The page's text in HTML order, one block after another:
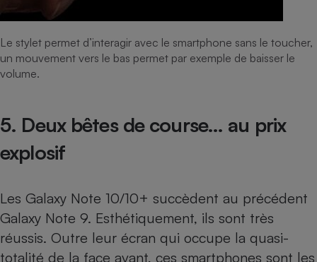
Le stylet permet d’interagir avec le smartphone sans le toucher,
un mouvement vers le bas permet par exemple de baisser le
volume.
5. Deux bêtes de course… au prix
explosif
Les Galaxy Note 10/10+ succèdent au précédent
Galaxy Note 9. Esthétiquement, ils sont très
réussis. Outre leur écran qui occupe la quasi-
totalité de la face avant, ces smartphones sont les